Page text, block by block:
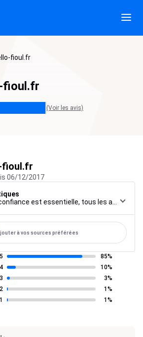
fioul.fr
fioul.fr
(Voir les avis)
fioul.fr
06/12/2017
à vos sources préférées
5
85%
4
10%
3
3%
2
1%
1
1%